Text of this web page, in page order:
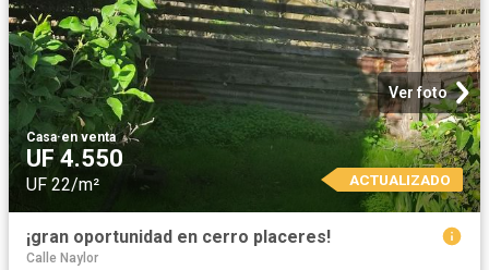
Ver foto
Casa·en venta
UF 4.550
UF 22/m² ACTUALIZADO
¡gran oportunidad en cerro placeres!
Calle Naylor